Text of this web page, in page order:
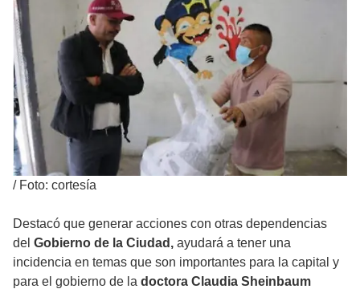
/ Foto: cortesía
Destacó que generar acciones con otras dependencias
del Gobierno de la Ciudad, ayudará a tener una
incidencia en temas que son importantes para la capital y
para el gobierno de la doctora Claudia Sheinbaum